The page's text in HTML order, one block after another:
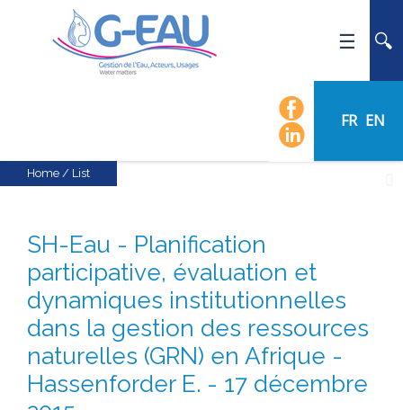
FR EN
NEWS
FLOW CHART
STAFF
SCIENTIFIC FIELDS
TEAMS
RECRUITMENT
RESEARCH
Home / List
SH-Eau - Planification
participative, évaluation et
dynamiques institutionnelles
dans la gestion des ressources
naturelles (GRN) en Afrique -
Hassenforder E. - 17 décembre